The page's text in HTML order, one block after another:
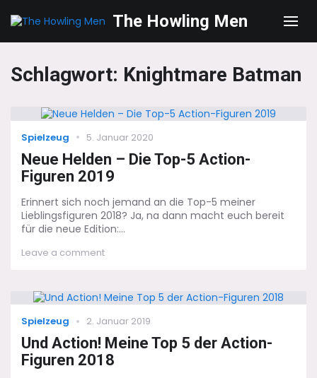
The Howling Men
Schlagwort: Knightmare Batman
Categories
Spielzeug
Posted
5. Januar 2020
Neue Helden – Die Top-5 Action-
Figuren 2019
Erinnert sich noch jemand an die Top-5 meiner
Lieblingsfiguren 2018? Ja, na dann macht euch bereit
für die neue Edition:...
Leave a commenton
Die
5
Action-
Figuren
2019
Categories
Spielzeug
Posted
2. Januar 2019
Und Action! Meine Top 5 der Action-
Figuren 2018